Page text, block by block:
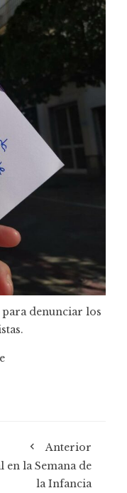
denunciar los
Anterior
en la Semana de
la Infancia